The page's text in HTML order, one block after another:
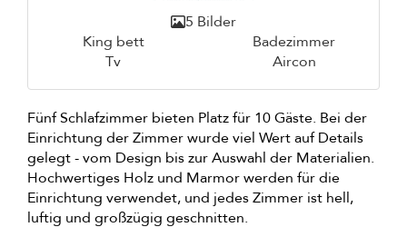
5 Bilder
King bett
Badezimmer
Tv
Aircon
Fünf Schlafzimmer bieten Platz für 10 Gäste. Bei der
Einrichtung der Zimmer wurde viel Wert auf Details
gelegt - vom Design bis zur Auswahl der Materialien.
Hochwertiges Holz und Marmor werden für die
Einrichtung verwendet, und jedes Zimmer ist hell,
luftig und großzügig geschnitten.